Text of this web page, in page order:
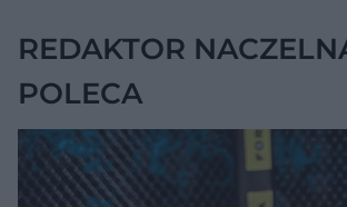
REDAKTOR
POLECA